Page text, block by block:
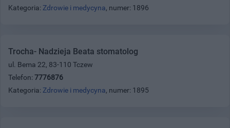
Kategoria: Zdrowie i medycyna, numer: 1896
Trocha- Nadzieja Beata stomatolog
ul. Bema 22, 83-110 Tczew
Telefon: 7776876
Kategoria: Zdrowie i medycyna, numer: 1895